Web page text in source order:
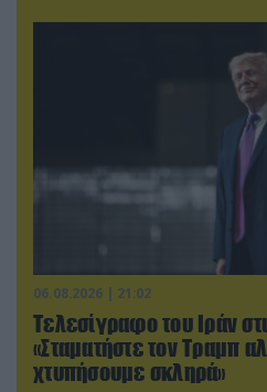
06.08.2026 | 21:02
Τελεσίγραφο του Ιράν
«Σταματήστε τον Τραμπ
χτυπήσουμε σκληρά»